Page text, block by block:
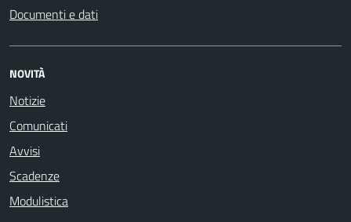
Documenti e dati
NOVITÀ
Notizie
Comunicati
Avvisi
Scadenze
Modulistica